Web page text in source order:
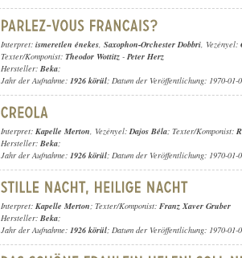
Interpret: ismeretlen énekes, Saxophon-Orchester Dobbri, Vezényel:
Texter/Komponist: Theodor Wottitz - Peter Herz
Hersteller: Beka;
Jahr der Aufnahme: 1926 körül; Datum der Veröffentlichung: 1970-01-
Interpret: Kapelle Merton, Vezényel:Dajos Béla; Texter/Komponist:
Hersteller: Beka;
Jahr der Aufnahme: 1926 körül; Datum der Veröffentlichung: 1970-01-
Interpret: Kapelle Merton; Texter/Komponist: Franz Xaver Gruber
Hersteller: Beka;
Jahr der Aufnahme: 1926 körül; Datum der Veröffentlichung: 1970-01-